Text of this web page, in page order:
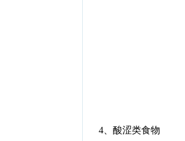
4、酸涩类食物